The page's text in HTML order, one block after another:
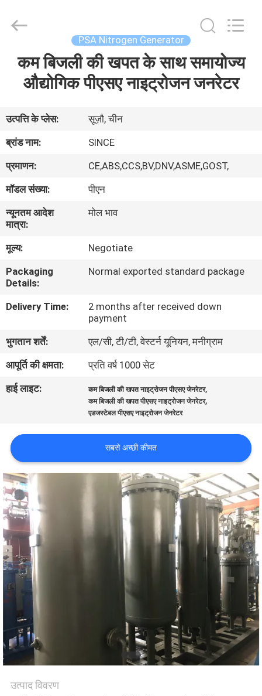
घर
हमारे
बारे
कारखाना
गुणवत्ता
हमसे
संपर्क
करें
मामले
उद्धरण
मांगें
NEWS
साइटमैप
गोपनीयता
नीति
Technology
Co.,Ltd.
PSA Nitrogen Generator
कम बिजली की खपत के साथ समायोज्य
औद्योगिक पीएसए नाइट्रोजन जनरेटर
उत्पत्ति के प्लेस:
सूज़ौ, चीन
ब्रांड नाम:
SINCE
प्रमाणन:
CE,ABS,CCS,BV,DNV,ASME,GOST,
मॉडल संख्या:
पीएन
न्यूनतम आदेश
मात्रा:
मोल भाव
मूल्य:
Negotiate
Packaging
Details:
Normal exported standard package
Delivery Time:
2 months after received down
payment
भुगतान शर्तें:
एल/सी, टी/टी, वेस्टर्न यूनियन, मनीग्राम
आपूर्ति की क्षमता:
प्रति वर्ष 1000 सेट
हाई लाइट:
कम बिजली की खपत नाइट्रोजन पीएसए जेनरेटर,
कम बिजली की खपत पीएसए नाइट्रोजन जेनरेटर,
एडजस्टेबल पीएसए नाइट्रोजन जेनरेटर
सबसे अच्छी कीमत
उत्पाद विवरण